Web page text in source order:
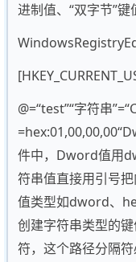
进制值、“双字节”键
@=“test”“字符串
件中，Dword值用
符串值直接用引号
值类型如dword、
创建字符串类型的
符，这个路径分隔